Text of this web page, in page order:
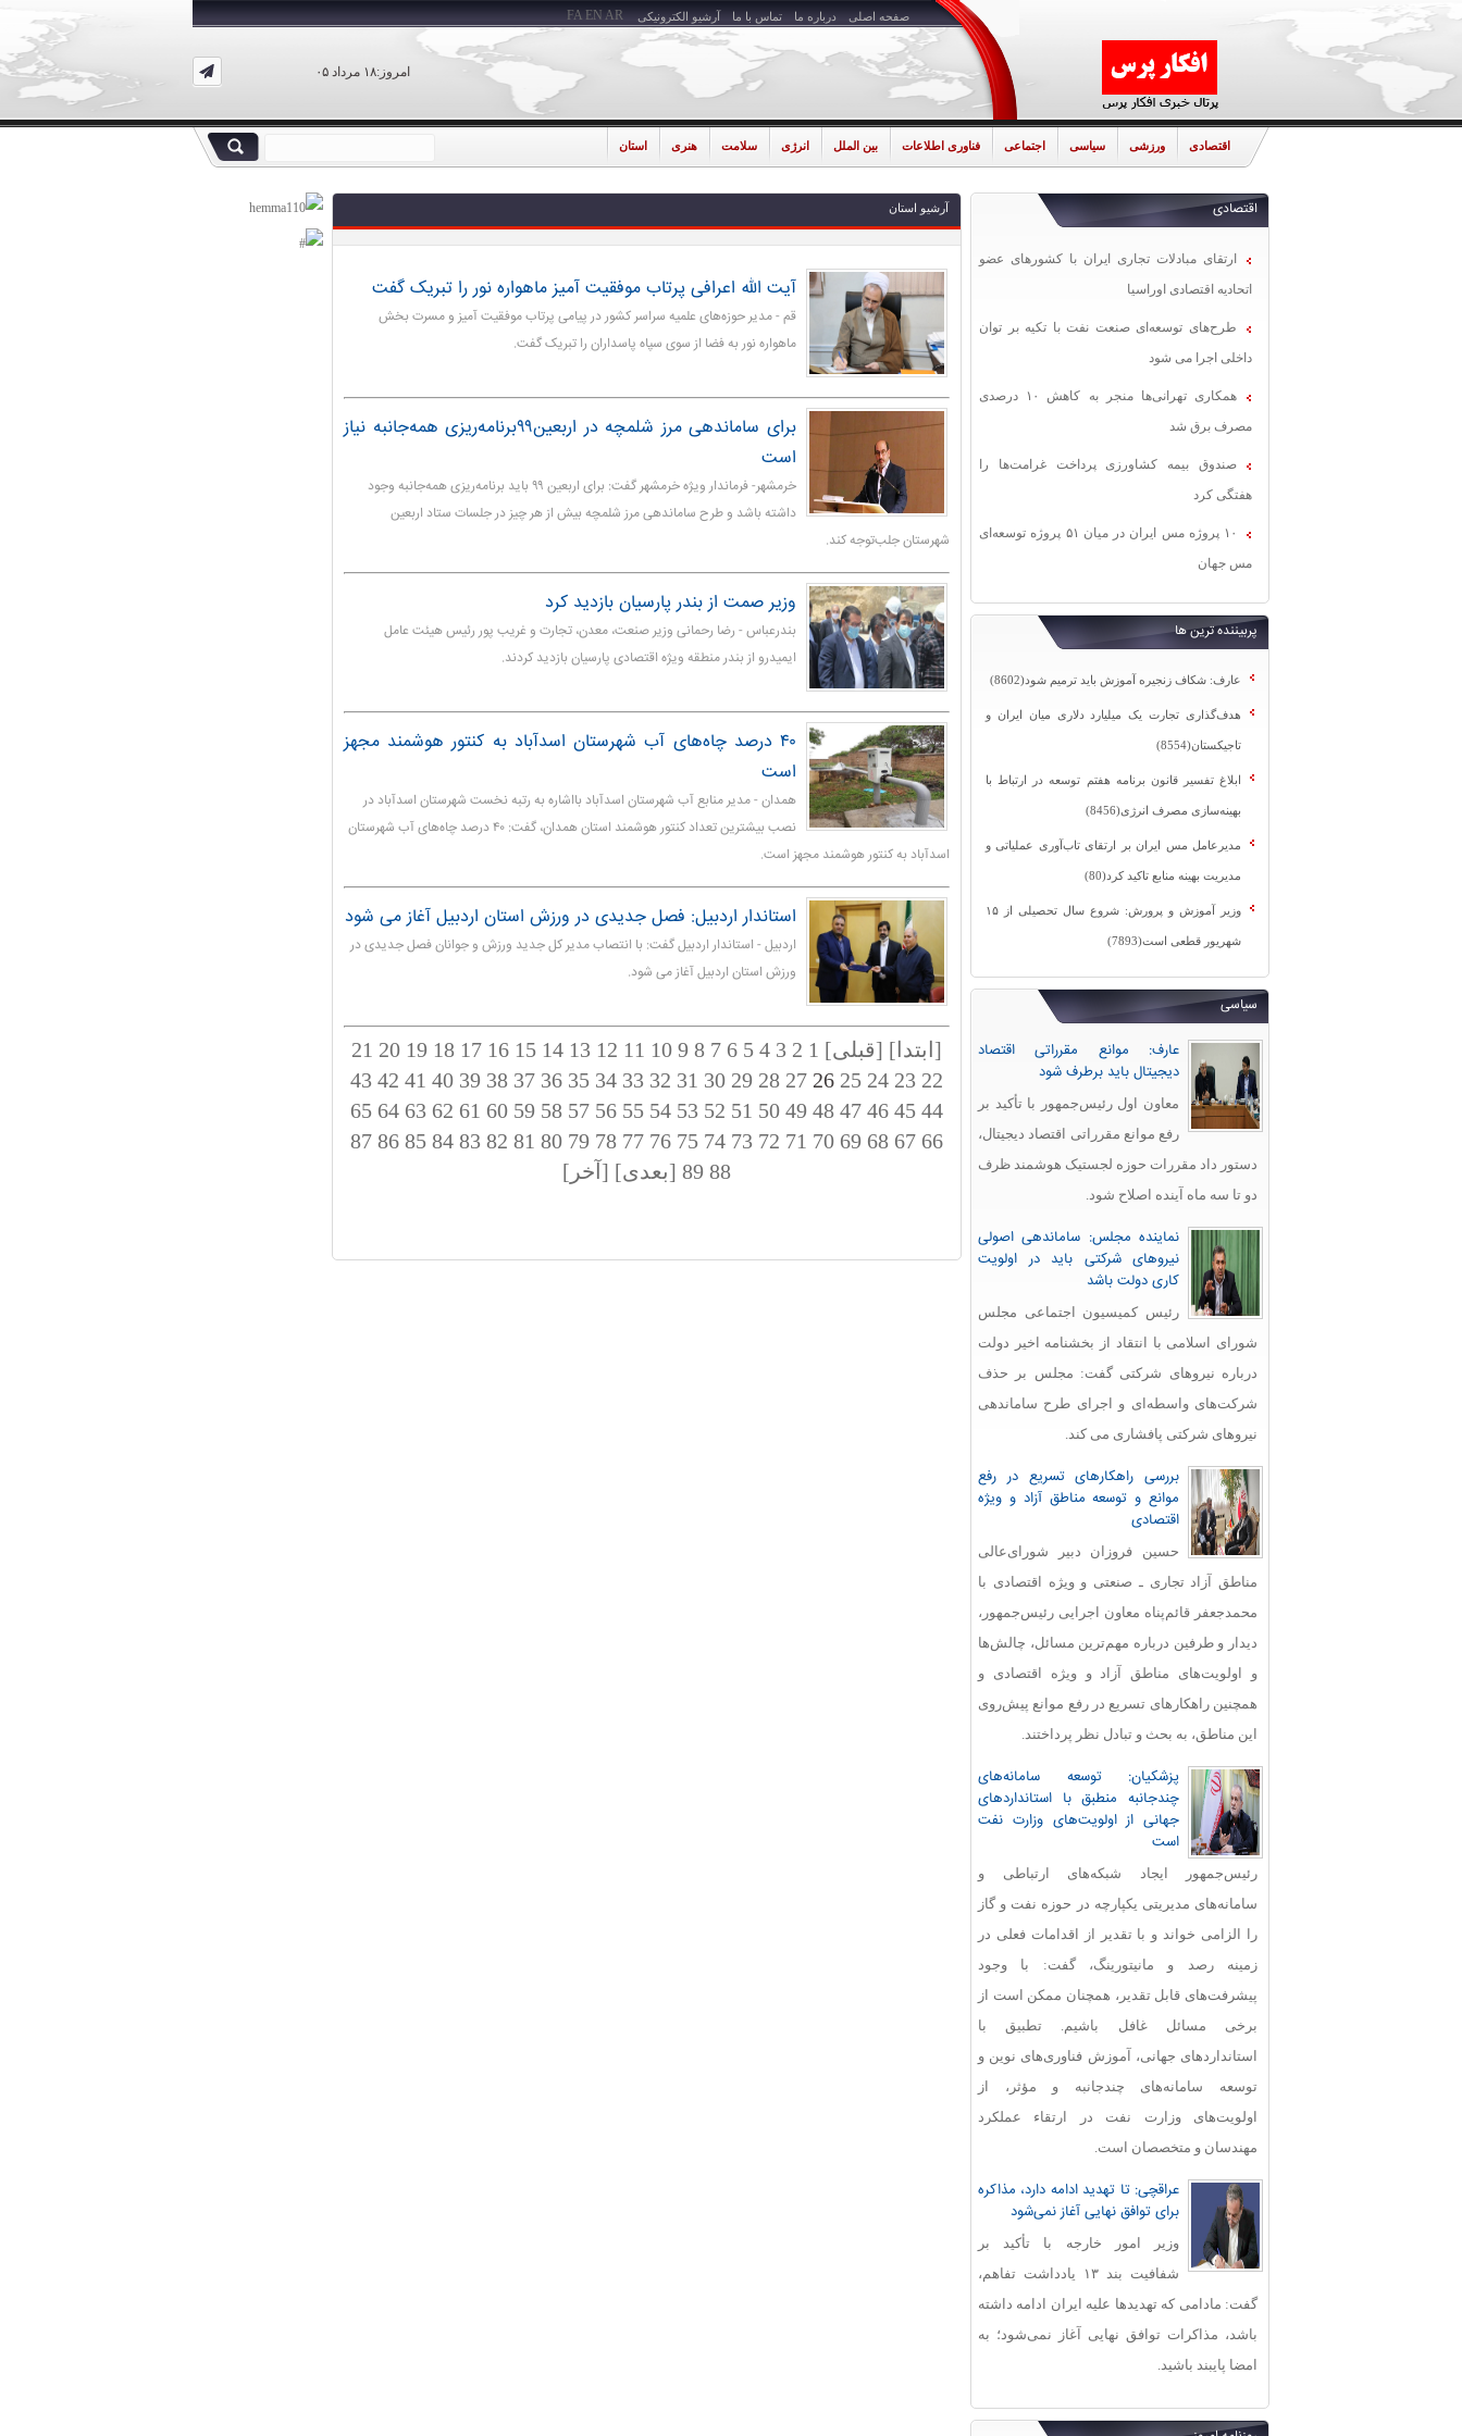
صفحه اصلی درباره ما تماس با ما آرشیو الکترونیکی
امروز:۱۸ مرداد ۰۵
FA EN AR
اقتصادی ورزشی سیاسی اجتماعی فناوری اطلاعات بین الملل انرژی سلامت هنری استان
اقتصادی
ارتقای مبادلات تجاری ایران با کشورهای عضو
اتحادیه اقتصادی اوراسیا
طرح‌های توسعه‌ای صنعت نفت با تکیه بر توان
داخلی اجرا می شود
همکاری تهرانی‌ها منجر به کاهش ۱۰ درصدی
مصرف برق شد
صندوق بیمه کشاورزی پرداخت غرامت‌ها را
هفتگی کرد
۱۰ پروژه مس ایران در میان ۵۱ پروژه توسعه‌ای
مس جهان
پربیننده ترین ها
عارف: شکاف زنجیره آموزش باید ترمیم شود(8602)
هدف‌گذاری تجارت یک میلیارد دلاری میان ایران و
تاجیکستان(8554)
ابلاغ تفسیر قانون برنامه هفتم توسعه در ارتباط با
بهینه‌سازی مصرف انرژی(8456)
مدیرعامل مس ایران بر ارتقای تاب‌آوری عملیاتی و
مدیریت بهینه منابع تاکید کرد(80)
وزیر آموزش و پرورش: شروع سال تحصیلی از ۱۵
شهریور قطعی است(7893)
سیاسی
عارف: موانع مقرراتی اقتصاد
دیجیتال باید برطرف شود
معاون اول رئیس‌جمهور با تأکید بر
رفع موانع مقرراتی اقتصاد دیجیتال،
دستور داد مقررات حوزه لجستیک هوشمند ظرف
دو تا سه ماه آینده اصلاح شود.
نماینده مجلس: ساماندهی اصولی
نیروهای شرکتی باید در اولویت
کاری دولت باشد
رئیس کمیسیون اجتماعی مجلس
شورای اسلامی با انتقاد از بخشنامه اخیر دولت
درباره نیروهای شرکتی گفت: مجلس بر حذف
شرکت‌های واسطه‌ای و اجرای طرح ساماندهی
نیروهای شرکتی پافشاری می کند.
بررسی راهکارهای تسریع در رفع
موانع و توسعه مناطق آزاد و ویژه
اقتصادی
حسین فروزان دبیر شورای‌عالی
مناطق آزاد تجاری ـ صنعتی و ویژه اقتصادی با
محمدجعفر قائم‌پناه معاون اجرایی رئیس‌جمهور،
دیدار و طرفین درباره مهم‌ترین مسائل، چالش‌ها
و اولویت‌های مناطق آزاد و ویژه اقتصادی و
همچنین راهکارهای تسریع در رفع موانع پیش‌روی
این مناطق، به بحث و تبادل نظر پرداختند.
پزشکیان: توسعه سامانه‌های
چندجانبه منطبق با استانداردهای
جهانی از اولویت‌های وزارت نفت
است
رئیس‌جمهور ایجاد شبکه‌های ارتباطی و
سامانه‌های مدیریتی یکپارچه در حوزه نفت و گاز
را الزامی خواند و با تقدیر از اقدامات فعلی در
زمینه رصد و مانیتورینگ، گفت: با وجود
پیشرفت‌های قابل‌ تقدیر، همچنان ممکن است از
برخی مسائل غافل باشیم. تطبیق با
استانداردهای جهانی، آموزش فناوری‌های نوین و
توسعه سامانه‌های چندجانبه و مؤثر، از
اولویت‌های وزارت نفت در ارتقاء عملکرد
مهندسان و متخصصان است.
عراقچی: تا تهدید ادامه دارد، مذاکره
برای توافق نهایی آغاز نمی‌شود
وزیر امور خارجه با تأکید بر
شفافیت بند ۱۳ یادداشت تفاهم،
گفت: مادامی که تهدیدها علیه ایران ادامه داشته
باشد، مذاکرات توافق نهایی آغاز نمی‌شود؛ به
امضا پایبند باشید.
آرشیو استان
آیت الله اعرافی پرتاب موفقیت آمیز ماهواره نور را تبریک گفت
قم - مدیر حوزه‌های علمیه سراسر کشور در پیامی پرتاب موفقیت آمیز و مسرت بخش
ماهواره نور به فضا از سوی سپاه پاسداران را تبریک گفت.
برای ساماندهی مرز شلمچه در اربعین۹۹برنامه‌ریزی همه‌جانبه نیاز
است
خرمشهر- فرماندار ویژه خرمشهر گفت: برای اربعین ۹۹ باید برنامه‌ریزی همه‌جانبه وجود
داشته باشد و طرح ساماندهی مرز شلمچه بیش از هر چیز در جلسات ستاد اربعین
شهرستان جلب‌توجه کند.
وزیر صمت از بندر پارسیان بازدید کرد
بندرعباس - رضا رحمانی وزیر صنعت، معدن، تجارت و غریب پور رئیس هیئت عامل
ایمیدرو از بندر منطقه ویژه اقتصادی پارسیان بازدید کردند.
۴۰ درصد چاه‌های آب شهرستان اسدآباد به کنتور هوشمند مجهز
است
همدان - مدیر منابع آب شهرستان اسدآباد بااشاره به رتبه نخست شهرستان اسدآباد در
نصب بیشترین تعداد کنتور هوشمند استان همدان، گفت: ۴۰ درصد چاه‌های آب شهرستان
اسدآباد به کنتور هوشمند مجهز است.
استاندار اردبیل: فصل جدیدی در ورزش استان اردبیل آغاز می شود
اردبیل - استاندار اردبیل گفت: با انتصاب مدیر کل جدید ورزش و جوانان فصل جدیدی در
ورزش استان اردبیل آغاز می شود.
[ابتدا] [قبلی] 1
2
3
4
5
6
7
8
9
10
11
12
13
14
15
16
17
18
19
20
21
22
23
24
25
27
28
29
30
31
32
33
34
35
36
37
38
39
40
41
42
43
44
45
46
47
48
49
50
51
52
53
54
55
56
57
58
59
60
61
62
63
64
65
66
67
68
69
70
71
72
73
74
75
76
77
78
79
80
81
82
83
84
85
86
87
88
89 [بعدی] [آخر]